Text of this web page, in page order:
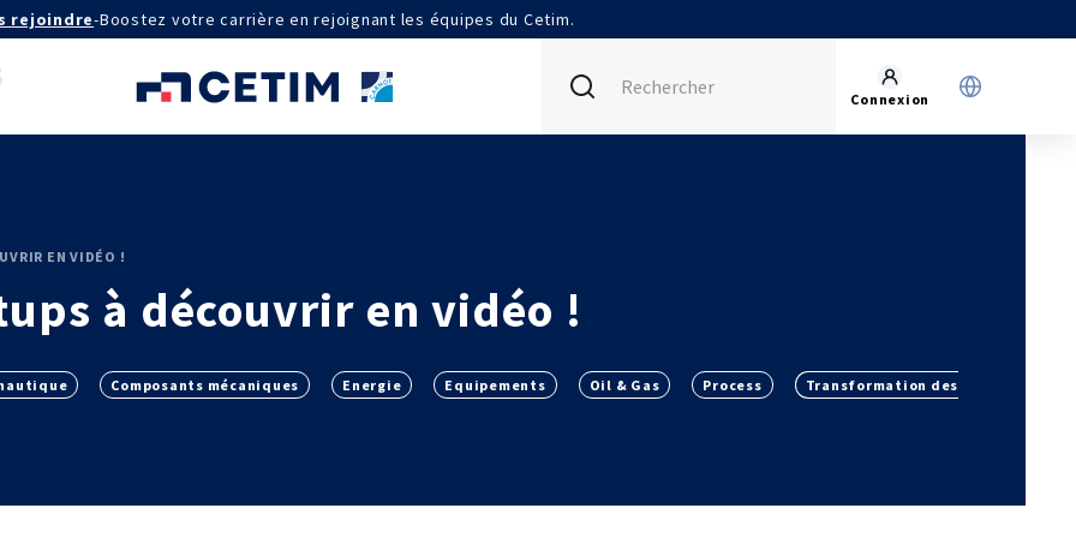
rejoindre-Boostez votre carrière en rejoignant les équipes du Cetim.
Certifications qualité
Cofrac Étalonnage
MASE
Notifications CE
QUI SOMMES-NOUS ?
VIDÉOS
Connexion
EN VIDÉO !
à découvrir en vidéo !
Composants mécaniques Energie Equipements Oil & Gas Process
Transformation des